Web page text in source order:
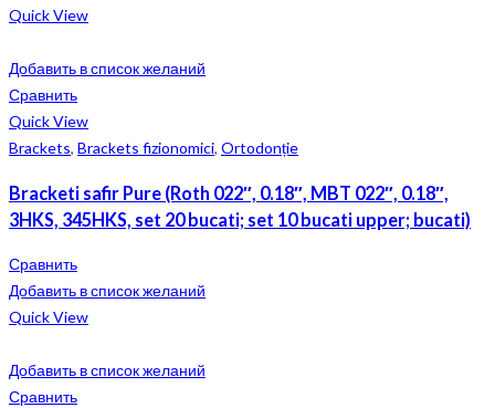
Quick View
Добавить в список желаний
Сравнить
Quick View
Brackets, Brackets fizionomici, Ortodonție
Bracketi safir Pure (Roth 022″, 0.18″, MBT 022″, 0.18″,
3HKS, 345HKS, set 20 bucati; set 10 bucati upper; bucati)
Сравнить
Добавить в список желаний
Quick View
Добавить в список желаний
Сравнить